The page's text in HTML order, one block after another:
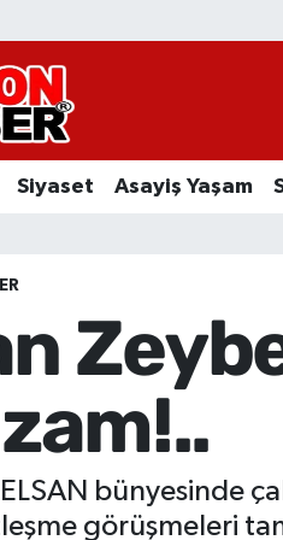
Siyaset Asayiş Yaşam
bünyesinde
görüşmeleri